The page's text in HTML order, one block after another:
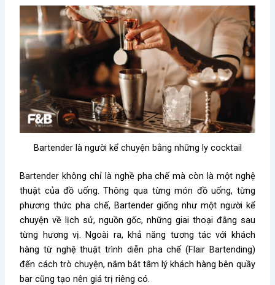
Bartender là người kể chuyện bằng những ly cocktail
Bartender không chỉ là nghề pha chế mà còn là một nghệ
thuật của đồ uống. Thông qua từng món đồ uống, từng
phương thức pha chế, Bartender giống như một người kể
chuyện về lịch sử, nguồn gốc, những giai thoại đằng sau
từng hương vị. Ngoài ra, khả năng tương tác với khách
hàng từ nghệ thuật trình diễn pha chế (Flair Bartending)
đến cách trò chuyện, nắm bắt tâm lý khách hàng bên quầy
bar cũng tạo nên giá trị riêng có.